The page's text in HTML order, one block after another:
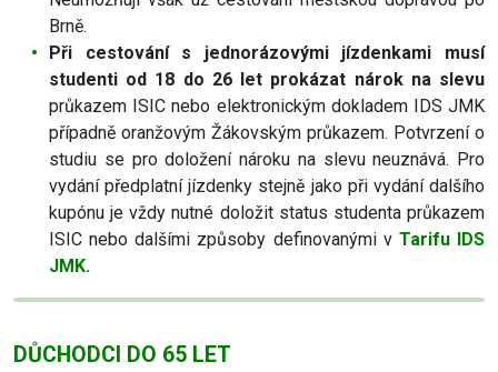
Brně.
Při cestování s jednorázovými jízdenkami musí
studenti od 18 do 26 let prokázat nárok na slevu
průkazem ISIC nebo elektronickým dokladem IDS JMK
případně oranžovým Žákovským průkazem. Potvrzení o
studiu se pro doložení nároku na slevu neuznává. Pro
vydání předplatní jízdenky stejně jako při vydání dalšího
kupónu je vždy nutné doložit status studenta průkazem
ISIC nebo dalšími způsoby definovanými v Tarifu IDS
JMK.
DŮCHODCI DO 65 LET